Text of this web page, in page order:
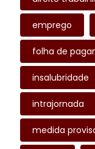
emprego
folha de
insalubridade
intrajornada
medida